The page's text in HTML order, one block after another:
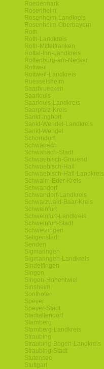
Roedermark
Rosenheim
Rosenheim-Landkreis
Rosenheim-Oberbayern
Roth
Roth-Landkreis
Roth-Mittelfranken
Rottal-Inn-Landkreis
Rottenburg-am-Neckar
Rottweil
Rottweil-Landkreis
Ruesselsheim
Saarbruecken
Saarlouis
Saarlouis-Landkreis
Saarpfalz-Kreis
Sankt-Ingbert
Sankt-Wendel-Landkreis
Sankt-Wendel
Schorndorf
Schwabach
Schwabach-Stadt
Schwaebisch-Gmuend
Schwaebisch-Hall
Schwaebisch-Hall-Landkreis
Schwalm-Eder-Kreis
Schwandorf
Schwandorf-Landkreis
Schwarzwald-Baar-Kreis
Schweinfurt
Schweinfurt-Landkreis
Schweinfurt-Stadt
Schwetzingen
Seligenstadt
Senden
Sigmaringen
Sigmaringen-Landkreis
Sindelfingen
Singen
Singen-Hohentwiel
Sinsheim
Sonthofen
Speyer
Speyer-Stadt
Stadtallendorf
Starnberg
Starnberg-Landkreis
Straubing
Straubing-Bogen-Landkreis
Straubing-Stadt
Stutensee
Stuttgart